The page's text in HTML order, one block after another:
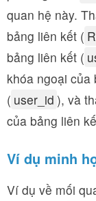
quan hệ này.
bảng liên kết (
bảng liên kết (
khóa ngoại của
( user_id ), và
của bảng liên
Ví dụ minh
Ví dụ về mối